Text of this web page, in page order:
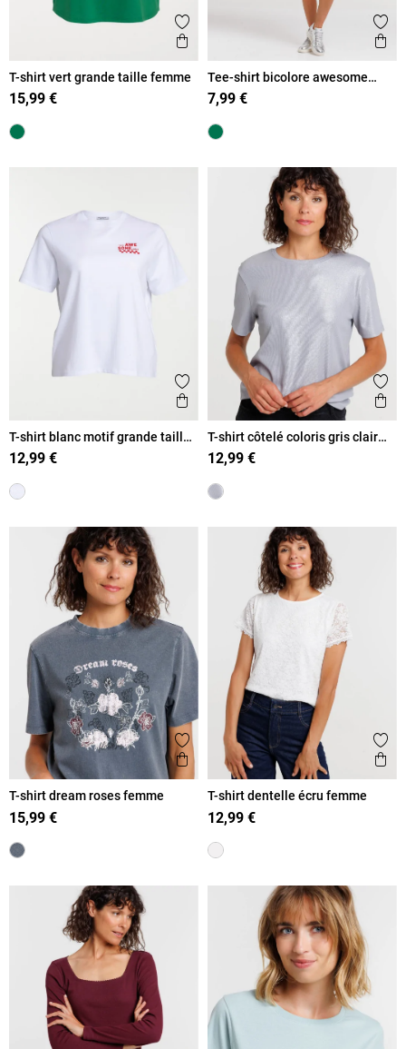
Ajouter aux favoris
Aperçu rapide
T-shirt vert grande taille femme
15,99 €
Tee-shirt bicolore awesome
today femme
7,99 €
Ajouter aux favoris
Aperçu rapide
T-shirt blanc motif grande taille
femme
12,99 €
T-shirt côtelé coloris gris clair
femme
12,99 €
Ajouter aux favoris
Aperçu rapide
T-shirt dream roses femme
15,99 €
T-shirt dentelle écru femme
12,99 €